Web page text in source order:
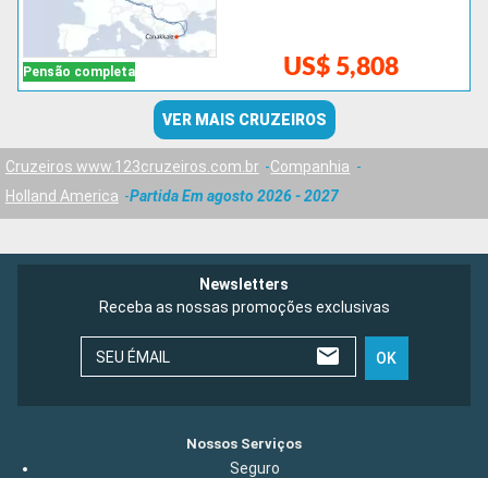
Pensão completa US$ 5,808
VER MAIS CRUZEIROS
Cruzeiros www.123cruzeiros.com.br
Companhia
Holland America
Partida Em agosto 2026 - 2027
Newsletters
Receba as nossas promoções exclusivas
SEU ÉMAIL OK
Nossos Serviços
Seguro